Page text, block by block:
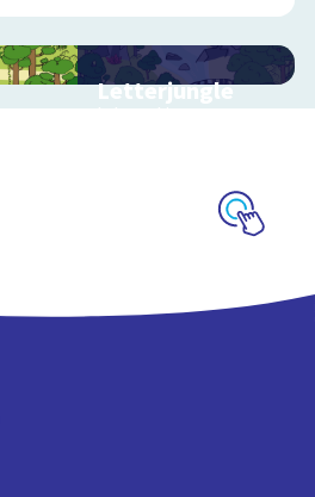
Letterjungle
Interactieve